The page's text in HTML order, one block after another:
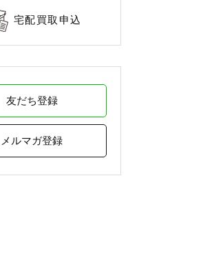
宅配買取申込
友だち登録
メルマガ登録